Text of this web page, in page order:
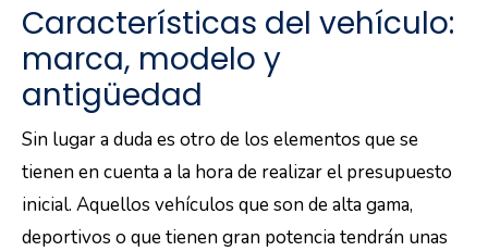
Características del vehículo:
marca, modelo y
antigüedad
Sin lugar a duda es otro de los elementos que se
tienen en cuenta a la hora de realizar el presupuesto
inicial. Aquellos vehículos que son de alta gama,
deportivos o que tienen gran potencia tendrán unas